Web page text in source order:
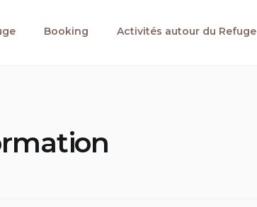
Booking Activités autour du Refuge